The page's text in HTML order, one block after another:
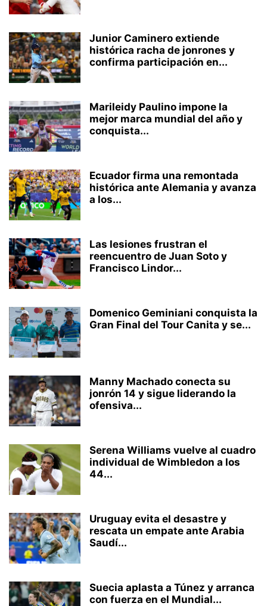
Junior Caminero extiende
histórica racha de jonrones y
confirma participación en...
Marileidy Paulino impone la
mejor marca mundial del año y
conquista...
Ecuador firma una remontada
histórica ante Alemania y avanza
a los...
Las lesiones frustran el
reencuentro de Juan Soto y
Francisco Lindor...
Domenico Geminiani conquista la
Gran Final del Tour Canita y se...
Manny Machado conecta su
jonrón 14 y sigue liderando la
ofensiva...
Serena Williams vuelve al cuadro
individual de Wimbledon a los
44...
Uruguay evita el desastre y
rescata un empate ante Arabia
Saudí...
Suecia aplasta a Túnez y arranca
con fuerza en el Mundial...